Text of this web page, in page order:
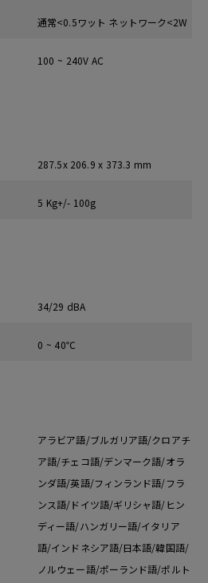
通常<0.5ワット ネットワーク<2W
100 ~ 240V AC
287.5x 206.9 x 373.3 mm
5 Kg+/- 100g
34/29 dBA
0 ~ 40℃
アラビア語/ブルガリア語/クロアチ
ア語/チェコ語/デンマーク語/オラ
ンダ語/英語/フィンランド語/フラ
ンス語/ドイツ語/ギリシャ語/ヒン
ディー語/ハンガリー語/イタリア
語/インドネシア語/日本語/韓国語/
ノルウェー語/ポーランド語/ポルト